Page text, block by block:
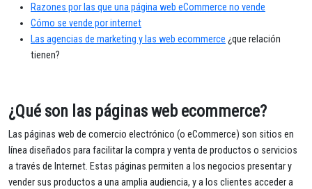
Razones por las que una página web eCommerce no vende
Cómo se vende por internet
Las agencias de marketing y las web ecommerce ¿que relación
tienen?
¿Qué son las páginas web ecommerce?
Las páginas web de comercio electrónico (o eCommerce) son sitios en
línea diseñados para facilitar la compra y venta de productos o servicios
a través de Internet. Estas páginas permiten a los negocios presentar y
vender sus productos a una amplia audiencia, y a los clientes acceder a